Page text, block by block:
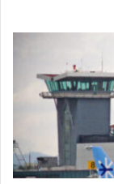
según
estudio
turistas
nacionales
la
posibilidad
de